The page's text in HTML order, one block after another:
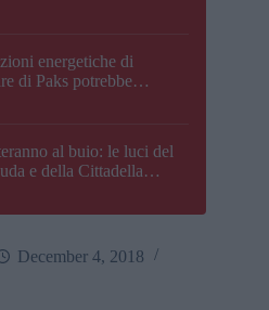
energetiche di
di Paks potrebbe
al buio: le luci del
e della Cittadella
December 4, 2018